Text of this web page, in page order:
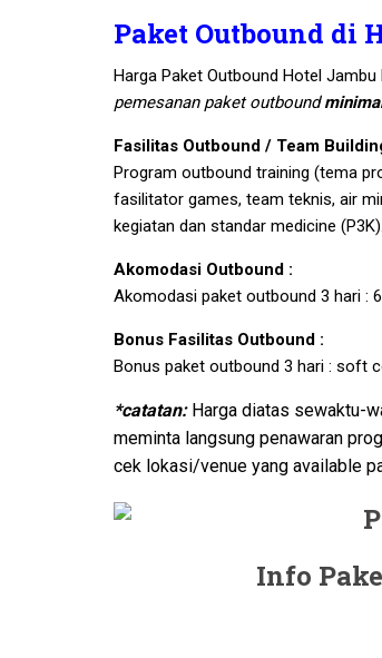
Paket Outbound di
Harga Paket Outbound Hotel Jambu
pemesanan paket outbound
Fasilitas Outbound / Team
Program outbound training (tema
fasilitator games, team teknis, air
kegiatan dan standar medicine (P3K).
Akomodasi Outbound :
Akomodasi paket outbound 3 hari :
Bonus Fasilitas Outbound :
Bonus paket outbound 3 hari : soft
*catatan:Harga diatas sewaktu-
meminta langsung penawaran
cek lokasi/venue yang available
Info